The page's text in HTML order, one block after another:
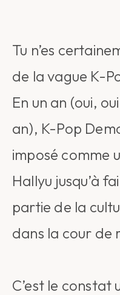
Tu n’es
de la vague K-
En un an (oui,
an), K-Pop
imposé comme
Hallyu jusqu’à
partie de la
dans la cour de
C’est le constat